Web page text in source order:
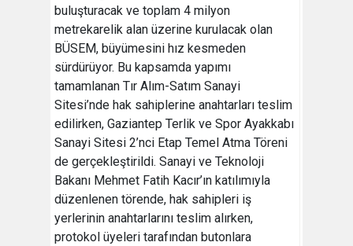
buluşturacak ve toplam 4 milyon
metrekarelik alan üzerine kurulacak olan
BÜSEM, büyümesini hız kesmeden
sürdürüyor. Bu kapsamda yapımı
tamamlanan Tır Alım-Satım Sanayi
Sitesi’nde hak sahiplerine anahtarları teslim
edilirken, Gaziantep Terlik ve Spor Ayakkabı
Sanayi Sitesi 2’nci Etap Temel Atma Töreni
de gerçekleştirildi. Sanayi ve Teknoloji
Bakanı Mehmet Fatih Kacır’ın katılımıyla
düzenlenen törende, hak sahipleri iş
yerlerinin anahtarlarını teslim alırken,
protokol üyeleri tarafından butonlara